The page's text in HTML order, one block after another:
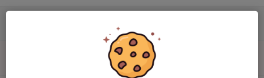
Fotbollsträning, Lilla gruppen
Näsbydalsskolans idrottshall, Täby